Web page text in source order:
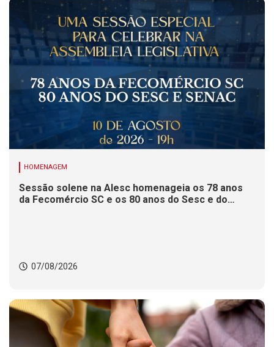
HOMENAGEM
Sessão solene na Alesc homenageia os 78 anos
da Fecomércio SC e os 80 anos do Sesc e do
07/08/2026